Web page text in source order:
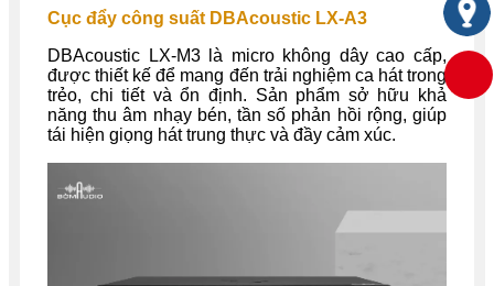
Cục đẩy công suất DBAcoustic LX-A3
DBAcoustic LX-M3 là micro không dây cao cấp,
được thiết kế để mang đến trải nghiệm ca hát trong
trẻo, chi tiết và ổn định. Sản phẩm sở hữu khả
năng thu âm nhạy bén, tần số phản hồi rộng, giúp
tái hiện giọng hát trung thực và đầy cảm xúc.